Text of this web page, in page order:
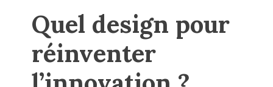
Quel design pour
réinventer